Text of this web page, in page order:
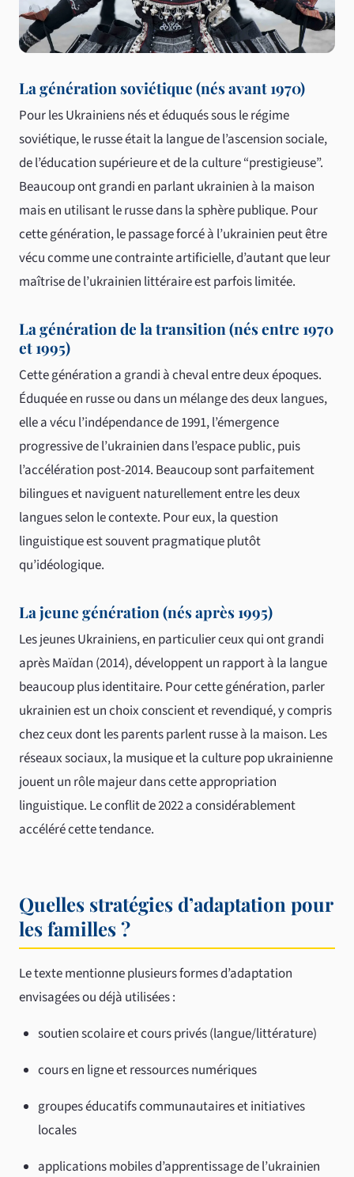
La génération soviétique (nés avant 1970)
Pour les Ukrainiens nés et éduqués sous le régime
soviétique, le russe était la langue de l’ascension sociale,
de l’éducation supérieure et de la culture “prestigieuse”.
Beaucoup ont grandi en parlant ukrainien à la maison
mais en utilisant le russe dans la sphère publique. Pour
cette génération, le passage forcé à l’ukrainien peut être
vécu comme une contrainte artificielle, d’autant que leur
maîtrise de l’ukrainien littéraire est parfois limitée.
La génération de la transition (nés entre 1970
et 1995)
Cette génération a grandi à cheval entre deux époques.
Éduquée en russe ou dans un mélange des deux langues,
elle a vécu l’indépendance de 1991, l’émergence
progressive de l’ukrainien dans l’espace public, puis
l’accélération post-2014. Beaucoup sont parfaitement
bilingues et naviguent naturellement entre les deux
langues selon le contexte. Pour eux, la question
linguistique est souvent pragmatique plutôt
qu’idéologique.
La jeune génération (nés après 1995)
Les jeunes Ukrainiens, en particulier ceux qui ont grandi
après Maïdan (2014), développent un rapport à la langue
beaucoup plus identitaire. Pour cette génération, parler
ukrainien est un choix conscient et revendiqué, y compris
chez ceux dont les parents parlent russe à la maison. Les
réseaux sociaux, la musique et la culture pop ukrainienne
jouent un rôle majeur dans cette appropriation
linguistique. Le conflit de 2022 a considérablement
accéléré cette tendance.
Quelles stratégies d’adaptation pour
les familles ?
Le texte mentionne plusieurs formes d’adaptation
envisagées ou déjà utilisées :
soutien scolaire et cours privés (langue/littérature)
cours en ligne et ressources numériques
groupes éducatifs communautaires et initiatives
locales
applications mobiles d’apprentissage de l’ukrainien